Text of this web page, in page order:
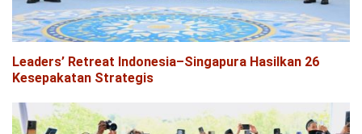
Leaders’ Retreat Indonesia–Singapura Hasilkan 26
Kesepakatan Strategis